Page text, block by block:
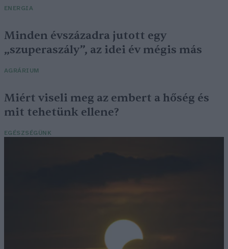
ENERGIA
Minden évszázadra jutott egy
„szuperaszály”, az idei év mégis más
AGRÁRIUM
Miért viseli meg az embert a hőség és
mit tehetünk ellene?
EGÉSZSÉGÜNK